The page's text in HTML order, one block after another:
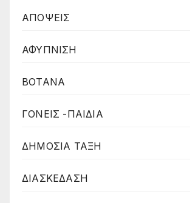
ΑΠΟΨΕΙΣ
ΑΦΥΠΝΙΣΗ
ΒΟΤΑΝΑ
ΓΟΝΕΙΣ -ΠΑΙΔΙΑ
ΔΗΜΟΣΙΑ ΤΑΞΗ
ΔΙΑΣΚΕΔΑΣΗ